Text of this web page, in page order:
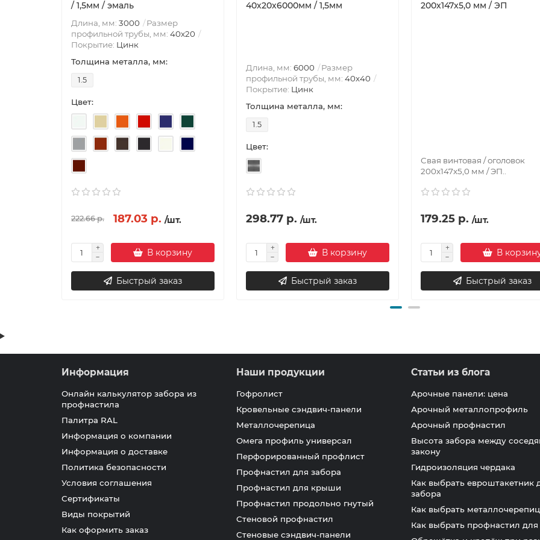
/ 1,5мм / эмаль
Длина, мм: 3000
Размер
профильной трубы, мм: 40х20
Покрытие: Цинк
Толщина металла, мм:
1.5
Цвет:
222.66 р. 187.03 р. /шт.
В корзину
Быстрый заказ
40х20x6000мм / 1,5мм
Длина, мм: 6000
Размер
профильной трубы, мм: 40х40
Покрытие: Цинк
Толщина металла, мм:
1.5
Цвет:
298.77 р. /шт.
В корзину
Быстрый заказ
200x147x5,0 мм / ЭП
Свая винтовая / оголовок
200x147x5,0 мм / ЭП..
179.25 р. /шт.
В
Быстрый заказ
Информация
Онлайн калькулятор забора из
профнастила
Палитра RAL
Информация о компании
Информация о доставке
Политика безопасности
Условия соглашения
Сертификаты
Виды покрытий
Как оформить заказ
Наши продукции
Гофролист
Кровельные сэндвич-панели
Металлочерепица
Омега профиль универсал
Перфорированный профлист
Профнастил для забора
Профнастил для крыши
Профнастил продольно гнутый
Стеновой профнастил
Стеновые сэндвич-панели
Статьи из блога
Арочные панели: цена
Арочный металлопрофиль
Арочный профнастил
Высота забора между
закону
Гидроизоляция чердака
Как выбрать евроштакетник
забора
Как выбрать
Как выбрать профнастил